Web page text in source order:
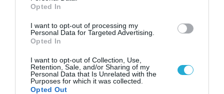
Opted In
I want to opt-out of processing my
Personal Data for Targeted Advertising.
Opted In
I want to opt-out of Collection, Use,
Retention, Sale, and/or Sharing of my
Personal Data that Is Unrelated with the
Purposes for which it was collected.
Opted Out
ΔΙΕΘΝΗ